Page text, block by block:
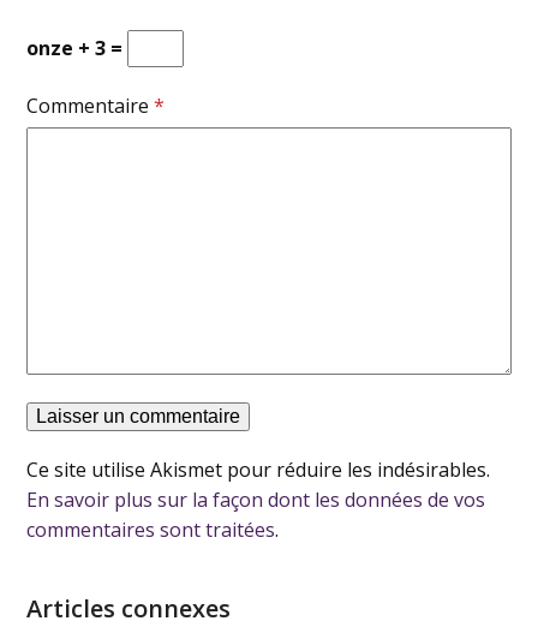
onze + 3 =
Commentaire*
Ce site utilise Akismet pour réduire les indésirables.
En savoir plus sur la façon dont les données de vos
commentaires sont traitées.
Articles connexes